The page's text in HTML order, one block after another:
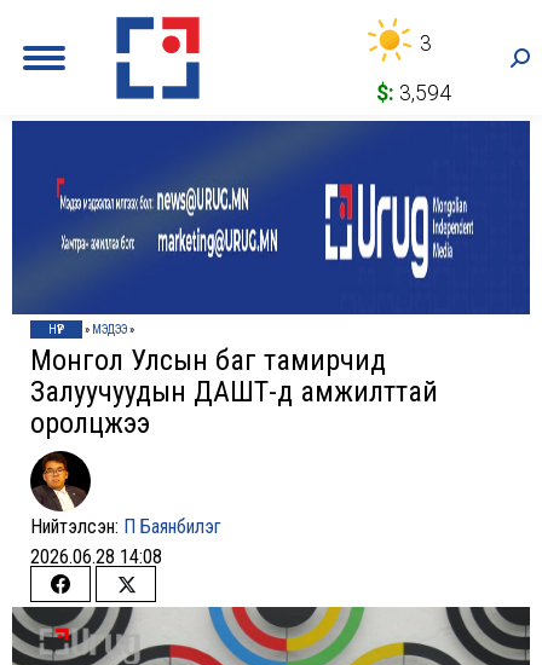
3
$: 3,594
НҮҮР » МЭДЭЭ»
Монгол Улсын баг тамирчид
Залуучуудын ДАШТ-д амжилттай
оролцжээ
Нийтэлсэн: П Баянбилэг
2026.06.28 14:08
Share
on
Share
on